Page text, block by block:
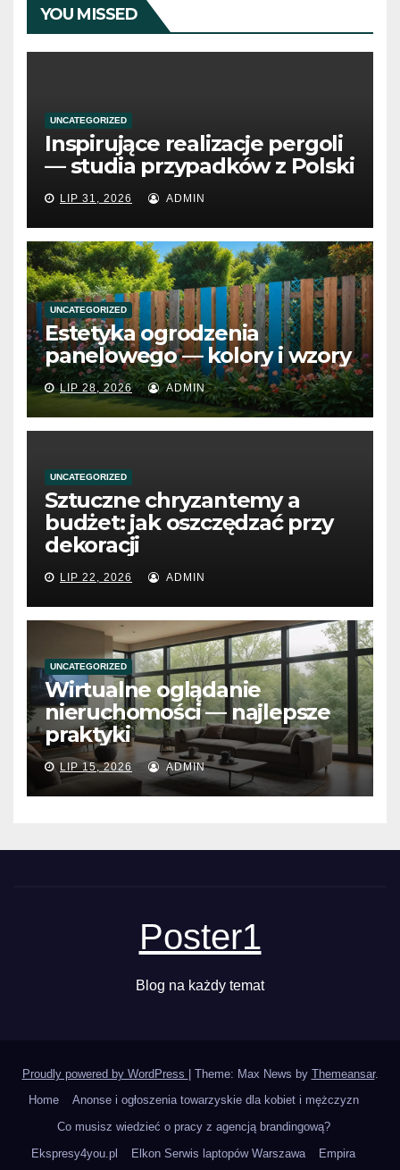
YOU MISSED
UNCATEGORIZED
Inspirujące realizacje pergoli
— studia przypadków z Polski
LIP 31, 2026 ADMIN
UNCATEGORIZED
Estetyka ogrodzenia
panelowego — kolory i wzory
LIP 28, 2026 ADMIN
UNCATEGORIZED
Sztuczne chryzantemy a
budżet: jak oszczędzać przy
dekoracji
LIP 22, 2026 ADMIN
UNCATEGORIZED
Wirtualne oglądanie
nieruchomości — najlepsze
praktyki
LIP 15, 2026 ADMIN
Poster1
Blog na każdy temat
Proudly powered by WordPress Theme: Max News by Themeansar.
Home
Anonse i ogłoszenia towarzyskie dla kobiet i mężczyzn
Co musisz wiedzieć o pracy z agencją brandingową?
Ekspresy4you.pl
Elkon Serwis laptopów Warszawa Empira